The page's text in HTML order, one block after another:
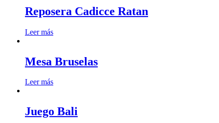
Reposera Cadicce Ratan
Leer más
Mesa Bruselas
Leer más
Juego Bali